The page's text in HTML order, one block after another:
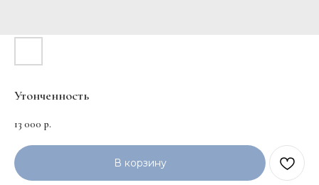
Утонченность
13 000 р.
В корзину